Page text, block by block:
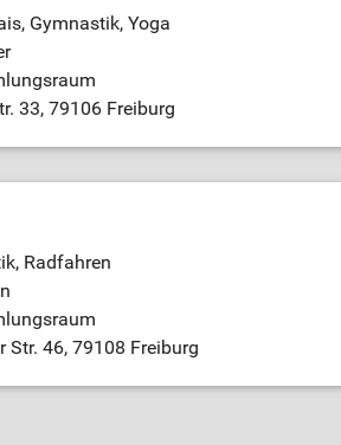
Gymnastik, Yoga
33, 79106 Freiburg
Radfahren
Str. 46, 79108 Freiburg